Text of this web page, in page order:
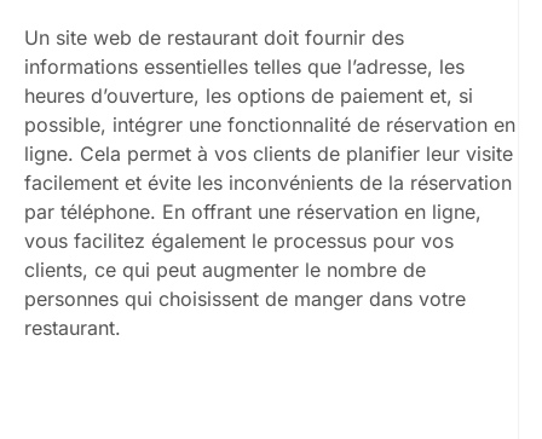
Un site web de restaurant doit fournir des
informations essentielles telles que l’adresse, les
heures d’ouverture, les options de paiement et, si
possible, intégrer une fonctionnalité de réservation en
ligne. Cela permet à vos clients de planifier leur visite
facilement et évite les inconvénients de la réservation
par téléphone. En offrant une réservation en ligne,
vous facilitez également le processus pour vos
clients, ce qui peut augmenter le nombre de
personnes qui choisissent de manger dans votre
restaurant.